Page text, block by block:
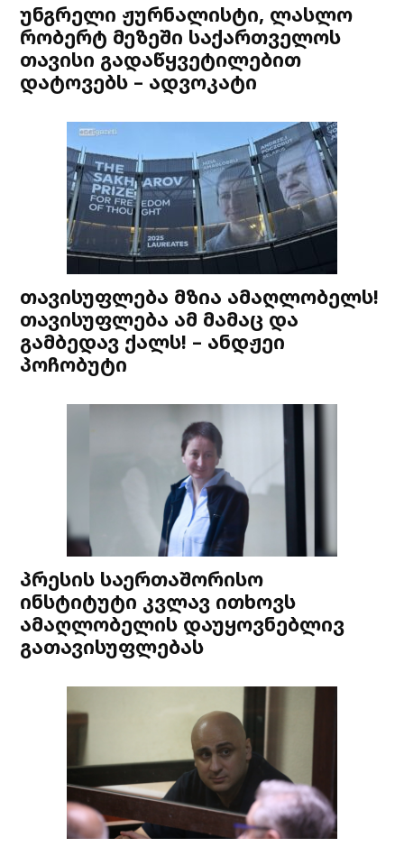
უნგრელი ჟურნალისტი, ლასლო
რობერტ მეზეში საქართველოს
თავისი გადაწყვეტილებით
დატოვებს – ადვოკატი
თავისუფლება მზია ამაღლობელს!
თავისუფლება ამ მამაც და
გამბედავ ქალს! – ანდჟეი
პოჩობუტი
პრესის საერთაშორისო
ინსტიტუტი კვლავ ითხოვს
ამაღლობელის დაუყოვნებლივ
გათავისუფლებას